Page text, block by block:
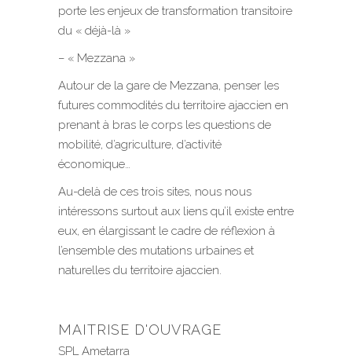
porte les enjeux de transformation transitoire
du « déjà-là »
– « Mezzana »
Autour de la gare de Mezzana, penser les
futures commodités du territoire ajaccien en
prenant à bras le corps les questions de
mobilité, d’agriculture, d’activité
économique…
Au-delà de ces trois sites, nous nous
intéressons surtout aux liens qu’il existe entre
eux, en élargissant le cadre de réflexion à
l’ensemble des mutations urbaines et
naturelles du territoire ajaccien.
MAITRISE D'OUVRAGE
SPL Ametarra